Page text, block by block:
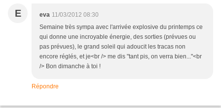
E eva 11/03/2012 08:30
Semaine très sympa avec l'arrivée explosive du printemps ce
qui donne une incroyable énergie, des sorties (prévues ou
pas prévues), le grand soleil qui adoucit les tracas non
encore réglés, et je<br /> me dis "tant pis, on verra bien..."<br
/> Bon dimanche à toi !
Répondre